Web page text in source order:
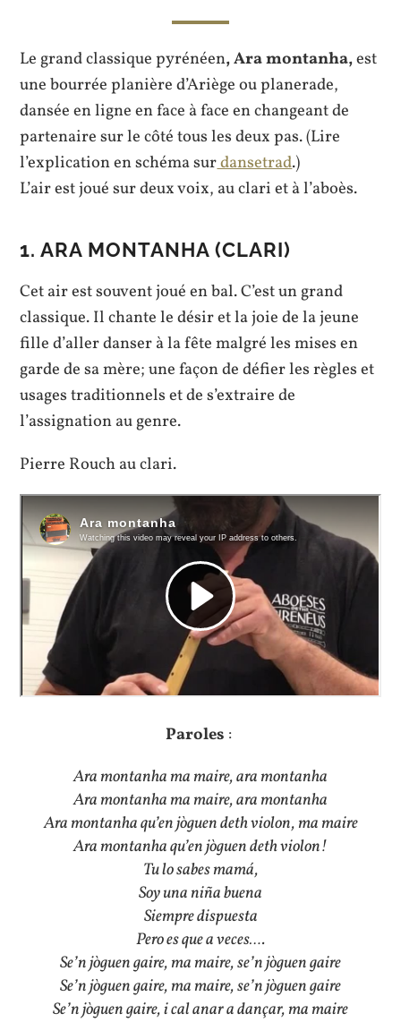
Le grand classique pyrénéen, Ara montanha,est
une bourrée planière d’Ariège ou planerade,
dansée en ligne en face à face en changeant de
partenaire sur le côté tous les deux pas. (Lire
l’explication en schéma surdansetrad.)
L’air est joué sur deux voix, au clari et à l’aboès.
1. ARA MONTANHA (CLARI)
Cet air est souvent joué en bal. C’est un grand
classique. Il chante le désir et la joie de la jeune
fille d’aller danser à la fête malgré les mises en
garde de sa mère; une façon de défier les règles et
usages traditionnels et de s’extraire de
l’assignation au genre.
Pierre Rouch au clari.
Paroles :
Ara montanha ma maire, ara montanha
Ara montanha ma maire, ara montanha
Ara montanha qu’en jòguen deth violon, ma maire
Ara montanha qu’en jòguen deth violon!
Tu lo sabes mamá,
Soy una niña buena
Siempre dispuesta
Pero es que a veces….
Se’n jòguen gaire, ma maire, se’n jòguen gaire
Se’n jòguen gaire, ma maire, se’n jòguen gaire
Se’n jòguen gaire, i cal anar a dançar, ma maire